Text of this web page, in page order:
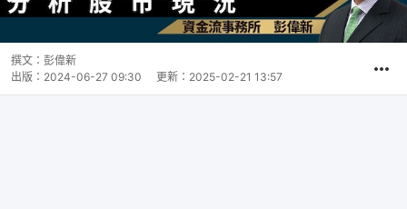
撰文： 彭偉新
出版： 2024-06-27 09:30 更新： 2025-02-21 13:57